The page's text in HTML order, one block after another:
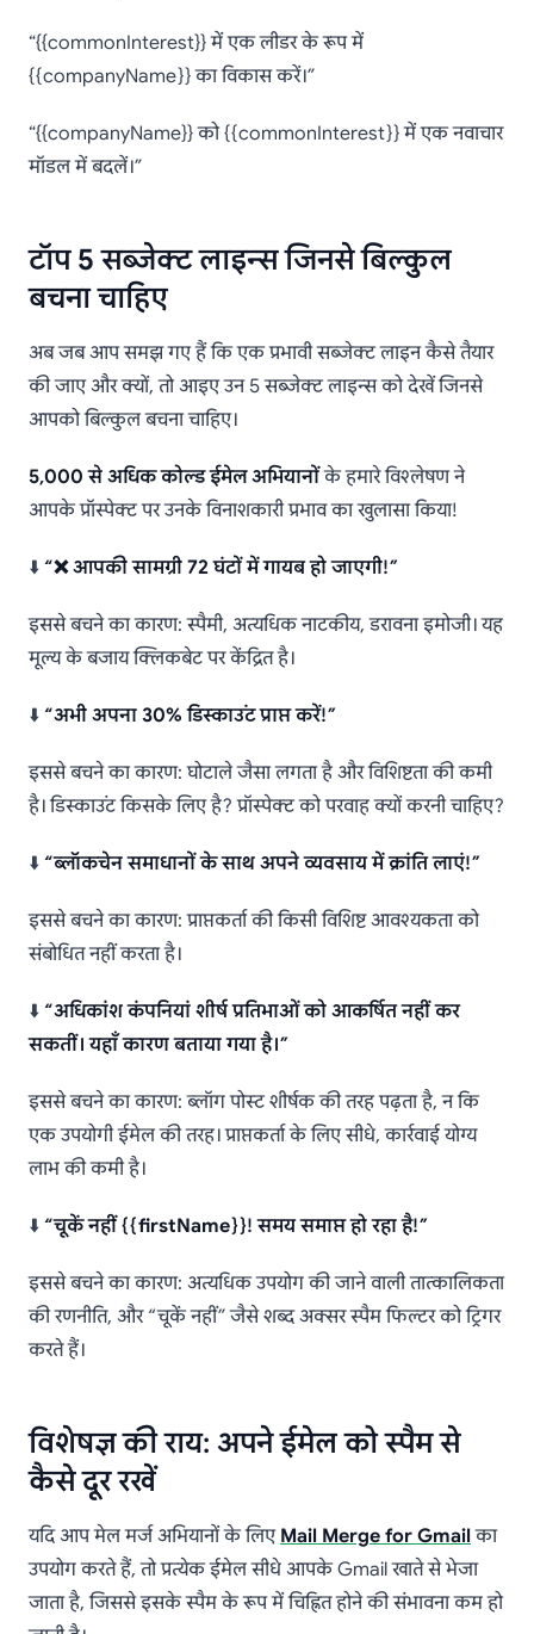
“{{commonInterest}} में एक लीडर के रूप में
{{companyName}} का विकास करें।”
“{{companyName}} को {{commonInterest}} में एक नवाचार
मॉडल में बदलें।”
टॉप 5 सब्जेक्ट लाइन्स जिनसे बिल्कुल
बचना चाहिए
अब जब आप समझ गए हैं कि एक प्रभावी सब्जेक्ट लाइन कैसे तैयार
की जाए और क्यों, तो आइए उन 5 सब्जेक्ट लाइन्स को देखें जिनसे
आपको बिल्कुल बचना चाहिए।
5,000 से अधिक कोल्ड ईमेल अभियानोंके हमारे विश्लेषण ने
आपके प्रॉस्पेक्ट पर उनके विनाशकारी प्रभाव का खुलासा किया!
⬇️ “❌ आपकी सामग्री 72 घंटों में गायब हो जाएगी!”
इससे बचने का कारण: स्पैमी, अत्यधिक नाटकीय, डरावना इमोजी। यह
मूल्य के बजाय क्लिकबेट पर केंद्रित है।
⬇️ “अभी अपना 30% डिस्काउंट प्राप्त करें!”
इससे बचने का कारण: घोटाले जैसा लगता है और विशिष्टता की कमी
है। डिस्काउंट किसके लिए है? प्रॉस्पेक्ट को परवाह क्यों करनी चाहिए?
⬇️ “ब्लॉकचेन समाधानों के साथ अपने व्यवसाय में क्रांति लाएं!”
इससे बचने का कारण: प्राप्तकर्ता की किसी विशिष्ट आवश्यकता को
संबोधित नहीं करता है।
⬇️ “अधिकांश कंपनियां शीर्ष प्रतिभाओं को आकर्षित नहीं कर
सकतीं। यहाँ कारण बताया गया है।”
इससे बचने का कारण: ब्लॉग पोस्ट शीर्षक की तरह पढ़ता है, न कि
एक उपयोगी ईमेल की तरह। प्राप्तकर्ता के लिए सीधे, कार्रवाई योग्य
लाभ की कमी है।
⬇️ “चूकें नहीं {{firstName}}! समय समाप्त हो रहा है!”
इससे बचने का कारण: अत्यधिक उपयोग की जाने वाली तात्कालिकता
की रणनीति, और “चूकें नहीं” जैसे शब्द अक्सर स्पैम फिल्टर को ट्रिगर
करते हैं।
विशेषज्ञ की राय: अपने ईमेल को स्पैम से
कैसे दूर रखें
यदि आप मेल मर्ज अभियानों के लिए Mail Merge for Gmailका
उपयोग करते हैं, तो प्रत्येक ईमेल सीधे आपके Gmail खाते से भेजा
जाता है, जिससे इसके स्पैम के रूप में चिह्नित होने की संभावना कम हो